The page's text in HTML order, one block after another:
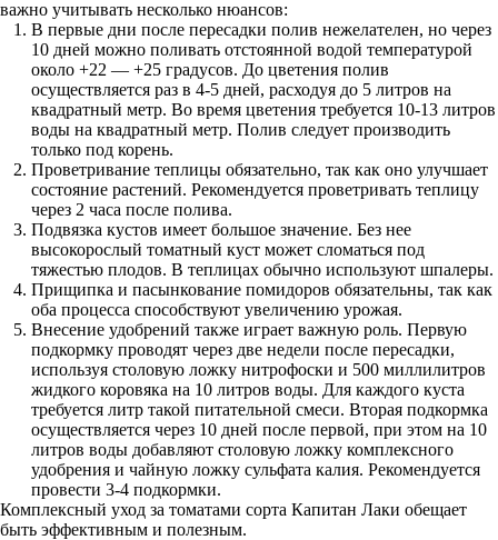
важно учитывать несколько нюансов:
В первые дни после пересадки полив нежелателен, но через
10 дней можно поливать отстоянной водой температурой
около +22 — +25 градусов. До цветения полив
осуществляется раз в 4-5 дней, расходуя до 5 литров на
квадратный метр. Во время цветения требуется 10-13 литров
воды на квадратный метр. Полив следует производить
только под корень.
Проветривание теплицы обязательно, так как оно улучшает
состояние растений. Рекомендуется проветривать теплицу
через 2 часа после полива.
Подвязка кустов имеет большое значение. Без нее
высокорослый томатный куст может сломаться под
тяжестью плодов. В теплицах обычно используют шпалеры.
Прищипка и пасынкование помидоров обязательны, так как
оба процесса способствуют увеличению урожая.
Внесение удобрений также играет важную роль. Первую
подкормку проводят через две недели после пересадки,
используя столовую ложку нитрофоски и 500 миллилитров
жидкого коровяка на 10 литров воды. Для каждого куста
требуется литр такой питательной смеси. Вторая подкормка
осуществляется через 10 дней после первой, при этом на 10
литров воды добавляют столовую ложку комплексного
удобрения и чайную ложку сульфата калия. Рекомендуется
провести 3-4 подкормки.
Комплексный уход за томатами сорта Капитан Лаки обещает
быть эффективным и полезным.